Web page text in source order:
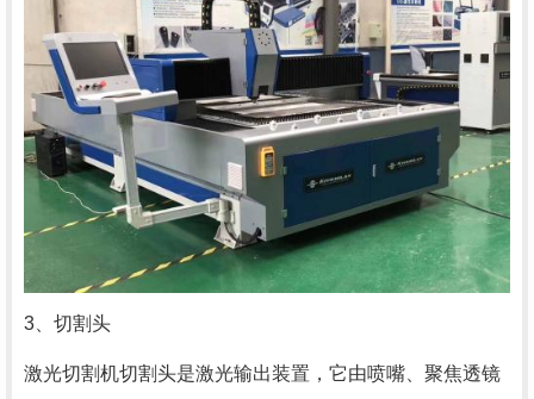
3、切割头
激光切割机切割头是激光输出装置，它由喷嘴、聚焦透镜